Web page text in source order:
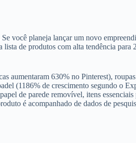
você planeja lançar um novo
de produtos com alta tendência
aumentaram 630% no Pinterest),
(1186% de crescimento segundo o
de parede removível, itens
é acompanhado de dados de